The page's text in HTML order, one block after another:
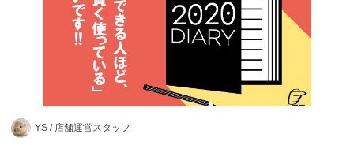
YS / 店舗運営スタッフ